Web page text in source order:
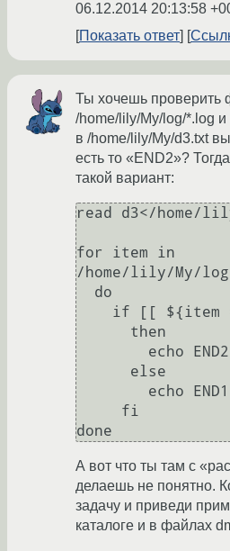
06.12.2014 20:13:58
Показать ответ
Ты хочешь проверить
/home/lily/My/log/*.log и
в /home/lily/My/d3.txt
есть то «END2»?
такой вариант:
read d3</home/
for item in
/home/lily/My/
А вот что ты там с
делаешь не понятно.
задачу и приведи
каталоге и в файлах